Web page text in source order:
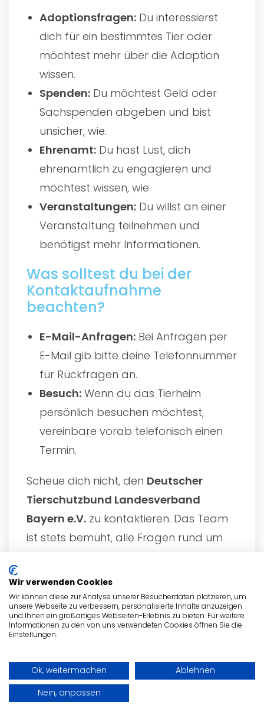
Adoptionsfragen: Du interessierst
dich für ein bestimmtes Tier oder
möchtest mehr über die Adoption
wissen.
Spenden: Du möchtest Geld oder
Sachspenden abgeben und bist
unsicher, wie.
Ehrenamt: Du hast Lust, dich
ehrenamtlich zu engagieren und
möchtest wissen, wie.
Veranstaltungen: Du willst an einer
Veranstaltung teilnehmen und
benötigst mehr Informationen.
Was solltest du bei der
Kontaktaufnahme
beachten?
E-Mail-Anfragen: Bei Anfragen per
E-Mail gib bitte deine Telefonnummer
für Rückfragen an.
Besuch: Wenn du das Tierheim
persönlich besuchen möchtest,
vereinbare vorab telefonisch einen
Termin.
Scheue dich nicht, den Deutscher
Tierschutzbund Landesverband
Bayern e.V. zu kontaktieren. Das Team
ist stets bemüht, alle Fragen rund um
andere Anliegen zu beantworten. Egal,
ob du eine Adoption in Erwägung ziehst,
spenden möchtest oder dich
ehrenamtlich engagieren willst - hier
beraten.
Wir verwenden Cookies
Wir können diese zur Analyse unserer Besucherdaten platzieren, um
unsere Webseite zu verbessern, personalisierte Inhalte anzuzeigen
und Ihnen ein großartiges Webseiten-Erlebnis zu bieten. Für weitere
Informationen zu den von uns verwendeten Cookies öffnen Sie die
Einstellungen.
Ok, weitermachen
Ablehnen
Nein, anpassen